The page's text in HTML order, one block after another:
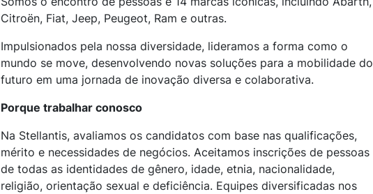
Citroën, Fiat, Jeep, Peugeot, Ram e outras.
Impulsionados pela nossa diversidade, lideramos a forma como o
mundo se move, desenvolvendo novas soluções para a mobilidade do
futuro em uma jornada de inovação diversa e colaborativa.
Porque trabalhar conosco
Na Stellantis, avaliamos os candidatos com base nas qualificações,
mérito e necessidades de negócios. Aceitamos inscrições de pessoas
de todas as identidades de gênero, idade, etnia, nacionalidade,
religião, orientação sexual e deficiência. Equipes diversificadas nos